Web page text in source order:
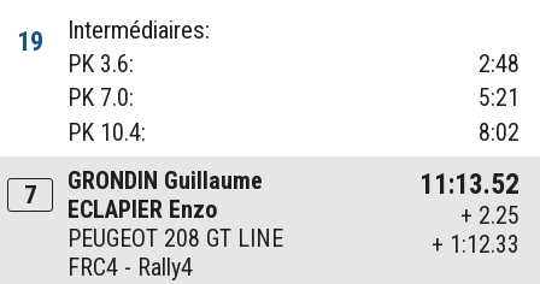
19
Intermédiaires:
PK 3.6:
2:48
PK 7.0:
5:21
PK 10.4:
8:02
7
GRONDIN Guillaume
ECLAPIER Enzo
PEUGEOT 208 GT LINE
FRC4 - Rally4
11:13.52
+ 2.25
+ 1:12.33